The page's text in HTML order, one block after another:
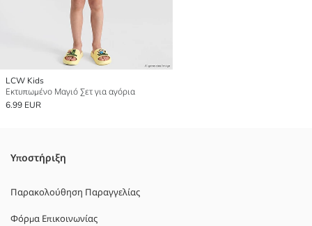
LCW Kids
Εκτυπωμένο Μαγιό Σετ για αγόρια
6.99 EUR
Υποστήριξη
Παρακολούθηση Παραγγελίας
Φόρμα Επικοινωνίας